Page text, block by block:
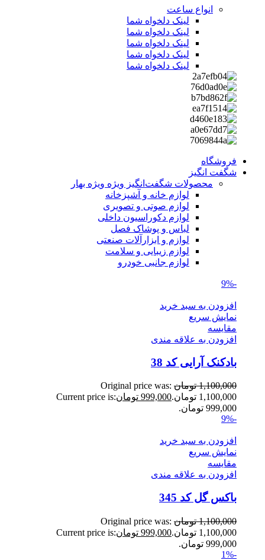
انواع ساعت
لینک دلخواه شما
لینک دلخواه شما
لینک دلخواه شما
لینک دلخواه شما
لینک دلخواه شما
فروشگاه
شگفت انگیز
محصولات شگفت‌انگیز ویژه ویژه بهار
لوازم خانه و آشپزخانه
لوازم صوتی و تصویری
لوازم دکوراسیون داخلی
لباس و پوشاک فصل
لوازم و ابزارآلات صنعتی
لوازم زیبایی و سلامت
لوازم جانبی خودرو
-9%
افزودن به سبد خرید
نمایش سریع
مقايسه
افزودن به علاقه مندی
بادکنک آرایی کد 38
1,100,000 تومان Original price was:
1,100,000 تومان.
999,000 تومانCurrent price is:
999,000 تومان.
-9%
افزودن به سبد خرید
نمایش سریع
مقايسه
افزودن به علاقه مندی
باکس گل کد 345
1,100,000 تومان Original price was:
1,100,000 تومان.
999,000 تومانCurrent price is:
999,000 تومان.
-1%